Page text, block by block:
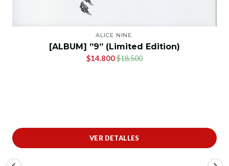
ALICE NINE.
[ALBUM] ”9” (Limited Edition)
$14.800$18.500
VER DETALLES